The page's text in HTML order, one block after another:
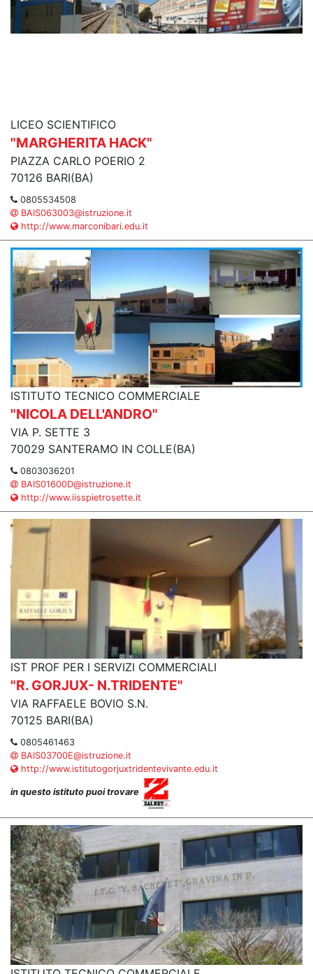
LICEO SCIENTIFICO
"MARGHERITA HACK"
PIAZZA CARLO POERIO 2
70126 BARI(BA)
0805534508
BAIS063003@istruzione.it
http://www.marconibari.edu.it
ISTITUTO TECNICO COMMERCIALE
"NICOLA DELL'ANDRO"
VIA P. SETTE 3
70029 SANTERAMO IN COLLE(BA)
0803036201
BAIS01600D@istruzione.it
http://www.iisspietrosette.it
IST PROF PER I SERVIZI COMMERCIALI
"R. GORJUX- N.TRIDENTE"
VIA RAFFAELE BOVIO S.N.
70125 BARI(BA)
0805461463
BAIS03700E@istruzione.it
http://www.istitutogorjuxtridentevivante.edu.it
in questo istituto puoi trovare